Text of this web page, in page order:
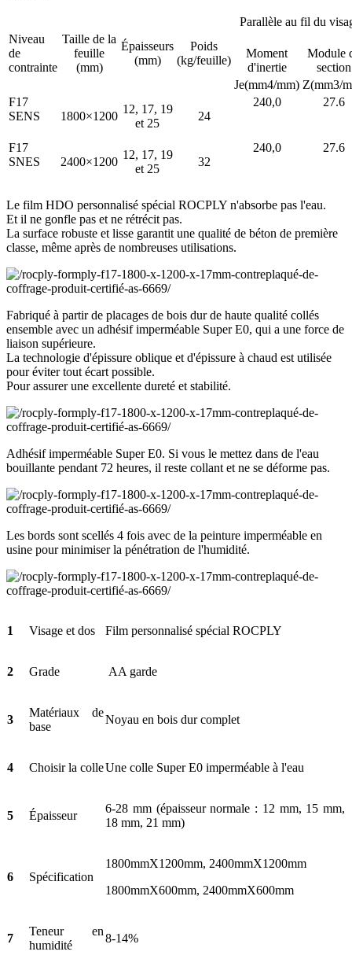
Niveau
de
contrainte
Taille de la
feuille
(mm)
Épaisseurs
(mm)
Poids
(kg/feuille)
Parallèle au fil du
Moment
d'inertie
Module
section
Je(mm4/mm) Z(mm3/
F17
SENS
1800×1200
12, 17, 19
et 25
24
240,0 27.6
F17
SNES
2400×1200
12, 17, 19
et 25
32
240,0 27.6
Le film HDO personnalisé spécial ROCPLY n'absorbe pas l'eau.
Et il ne gonfle pas et ne rétrécit pas.
La surface robuste et lisse garantit une qualité de béton de première
classe, même après de nombreuses utilisations.
Fabriqué à partir de placages de bois dur de haute qualité collés
ensemble avec un adhésif imperméable Super E0, qui a une force de
liaison supérieure.
La technologie d'épissure oblique et d'épissure à chaud est utilisée
pour éviter tout écart possible.
Pour assurer une excellente dureté et stabilité.
Adhésif imperméable Super E0. Si vous le mettez dans de l'eau
bouillante pendant 72 heures, il reste collant et ne se déforme pas.
Les bords sont scellés 4 fois avec de la peinture imperméable en
usine pour minimiser la pénétration de l'humidité.
1 Visage et dos Film personnalisé spécial ROCPLY
2 Grade AA garde
3
Matériaux de
base
Noyau en bois dur complet
4 Choisir la colleUne colle Super E0 imperméable à l'eau
5 Épaisseur
6-28 mm (épaisseur normale : 12 mm, 15 mm,
18 mm, 21 mm)
6 Spécification
1800mmX1200mm, 2400mmX1200mm
1800mmX600mm, 2400mmX600mm
7
Teneur en
humidité
8-14%